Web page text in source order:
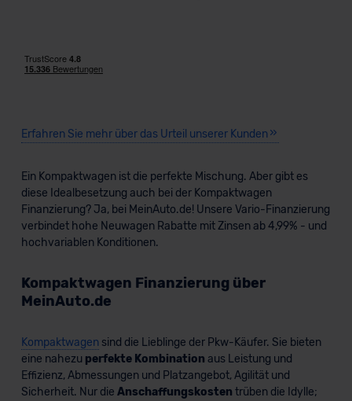
Erfahren Sie mehr über das Urteil unserer Kunden
Ein Kompaktwagen ist die perfekte Mischung. Aber gibt es
diese Idealbesetzung auch bei der Kompaktwagen
Finanzierung? Ja, bei MeinAuto.de! Unsere Vario-Finanzierung
verbindet hohe Neuwagen Rabatte mit Zinsen ab 4,99% - und
hochvariablen Konditionen.
Kompaktwagen Finanzierung über
MeinAuto.de
Kompaktwagensind die Lieblinge der Pkw-Käufer. Sie bieten
eine nahezu perfekte Kombination aus Leistung und
Effizienz, Abmessungen und Platzangebot, Agilität und
Sicherheit. Nur die Anschaffungskosten trüben die Idylle;